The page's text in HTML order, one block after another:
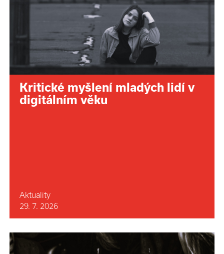
Kritické myšlení mladých lidí v
digitálním věku
Aktuality
29. 7. 2026